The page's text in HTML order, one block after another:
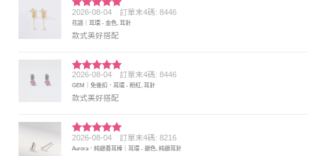
評分5 滿
分 5
2026-08-04 訂單末4碼: 8446
花語｜耳環 - 金色, 耳針
款式美好搭配
評分5 滿
分 5
2026-08-04 訂單末4碼: 8446
GEM｜免後扣．耳環 - 粉紅, 耳針
款式美好搭配
評分5 滿
分 5
2026-08-04 訂單末4碼: 8216
Aurora．純銀養耳棒｜耳環 - 銀色, 純銀耳針